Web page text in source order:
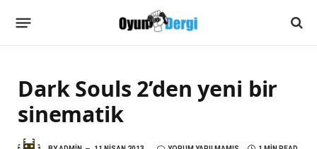
Dark Souls 2’den yeni bir
sinematik